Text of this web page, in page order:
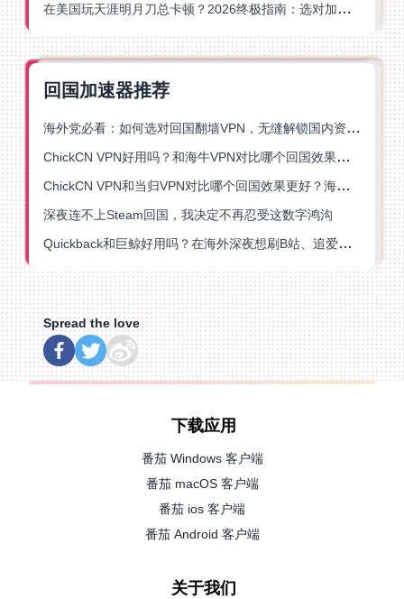
在美国玩天涯明月刀总卡顿？2026终极指南：选对加速器让你丝滑连招
回国加速器推荐
海外党必看：如何选对回国翻墙VPN，无缝解锁国内资源？
ChickCN VPN好用吗？和海牛VPN对比哪个回国效果更好？
ChickCN VPN和当归VPN对比哪个回国效果更好？海外党亲测后选了它
深夜连不上Steam回国，我决定不再忍受这数字鸿沟
Quickback和巨鲸好用吗？在海外深夜想刷B站、追爱奇艺的你，或许正需要这份答案
Spread the love
下载应用
番茄 Windows 客户端
番茄 macOS 客户端
番茄 ios 客户端
番茄 Android 客户端
关于我们